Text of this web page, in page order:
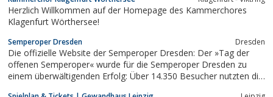
Herzlich Willkommen auf der Homepage des Kammerchores
Klagenfurt Wörthersee!
Semperoper Dresden Dresden
Die offizielle Website der Semperoper Dresden: Der »Tag der
offenen Semperoper« wurde für die Semperoper Dresden zu
einem überwältigenden Erfolg: Über 14.350 Besucher nutzten die